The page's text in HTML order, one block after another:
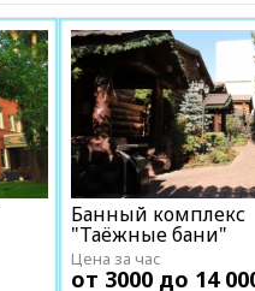
Банный комплекс
"Таёжные бани"
Цена за час
от 3000 до 14